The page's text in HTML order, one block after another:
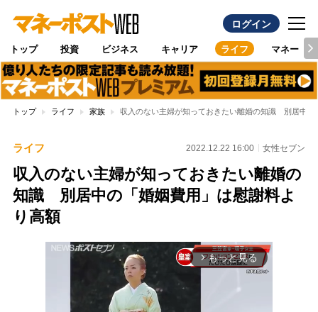
ログイン
トップ 投資 ビジネス キャリア ライフ マネー
トップ ライフ 家族 収入のない主婦が知っておきたい離婚の知識 別居中の
ライフ 2022.12.22 16:00 女性セブン
収入のない主婦が知っておきたい離婚の
知識 別居中の「婚姻費用」は慰謝料よ
り高額
arrow_forward_ios もっと見る